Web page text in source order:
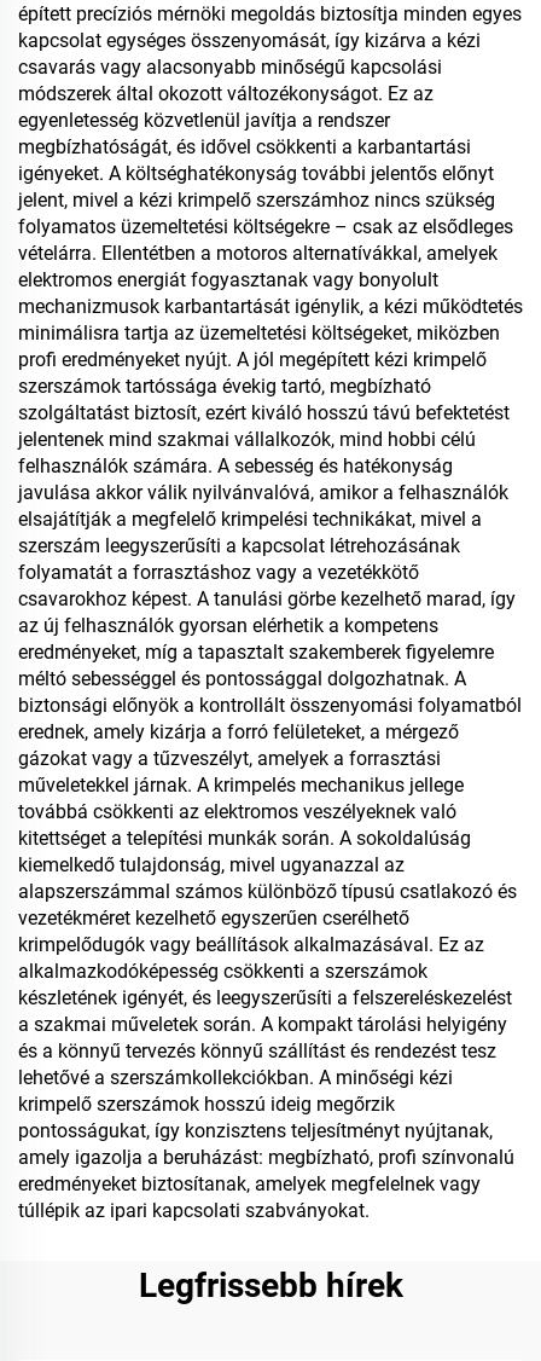
épített precíziós mérnöki megoldás biztosítja minden egyes
kapcsolat egységes összenyomását, így kizárva a kézi
csavarás vagy alacsonyabb minőségű kapcsolási
módszerek által okozott változékonyságot. Ez az
egyenletesség közvetlenül javítja a rendszer
megbízhatóságát, és idővel csökkenti a karbantartási
igényeket. A költséghatékonyság további jelentős előnyt
jelent, mivel a kézi krimpelő szerszámhoz nincs szükség
folyamatos üzemeltetési költségekre – csak az elsődleges
vételárra. Ellentétben a motoros alternatívákkal, amelyek
elektromos energiát fogyasztanak vagy bonyolult
mechanizmusok karbantartását igénylik, a kézi működtetés
minimálisra tartja az üzemeltetési költségeket, miközben
profi eredményeket nyújt. A jól megépített kézi krimpelő
szerszámok tartóssága évekig tartó, megbízható
szolgáltatást biztosít, ezért kiváló hosszú távú befektetést
jelentenek mind szakmai vállalkozók, mind hobbi célú
felhasználók számára. A sebesség és hatékonyság
javulása akkor válik nyilvánvalóvá, amikor a felhasználók
elsajátítják a megfelelő krimpelési technikákat, mivel a
szerszám leegyszerűsíti a kapcsolat létrehozásának
folyamatát a forrasztáshoz vagy a vezetékkötő
csavarokhoz képest. A tanulási görbe kezelhető marad, így
az új felhasználók gyorsan elérhetik a kompetens
eredményeket, míg a tapasztalt szakemberek figyelemre
méltó sebességgel és pontossággal dolgozhatnak. A
biztonsági előnyök a kontrollált összenyomási folyamatból
erednek, amely kizárja a forró felületeket, a mérgező
gázokat vagy a tűzveszélyt, amelyek a forrasztási
műveletekkel járnak. A krimpelés mechanikus jellege
továbbá csökkenti az elektromos veszélyeknek való
kitettséget a telepítési munkák során. A sokoldalúság
kiemelkedő tulajdonság, mivel ugyanazzal az
alapszerszámmal számos különböző típusú csatlakozó és
vezetékméret kezelhető egyszerűen cserélhető
krimpelődugók vagy beállítások alkalmazásával. Ez az
alkalmazkodóképesség csökkenti a szerszámok
készletének igényét, és leegyszerűsíti a felszereléskezelést
a szakmai műveletek során. A kompakt tárolási helyigény
és a könnyű tervezés könnyű szállítást és rendezést tesz
lehetővé a szerszámkollekciókban. A minőségi kézi
krimpelő szerszámok hosszú ideig megőrzik
pontosságukat, így konzisztens teljesítményt nyújtanak,
amely igazolja a beruházást: megbízható, profi színvonalú
eredményeket biztosítanak, amelyek megfelelnek vagy
túllépik az ipari kapcsolati szabványokat.
Legfrissebb hírek